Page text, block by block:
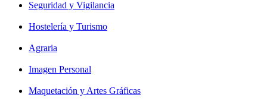
Seguridad y Vigilancia
Hostelería y Turismo
Agraria
Imagen Personal
Maquetación y Artes Gráficas